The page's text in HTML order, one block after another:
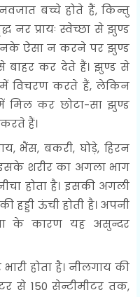
बच्चे होते हैं, किन्तु
नर प्रायः स्वेच्छा से झुण्ड
ऐसा न करने पर झुण्ड
कर देते हैं। झुण्ड से
विचरण करते हैं, लेकिन
कर छोटा-सा झुण्ड
हैं।
भैंस, बकरी, घोड़े, हिरन
शरीर का अगला भाग
होता है। इसकी अगली
हड्डी ऊंची होती है। अपनी
के कारण यह असुन्दर
होता है। नीलगाय की
से 150 सेन्टीमीटर तक,